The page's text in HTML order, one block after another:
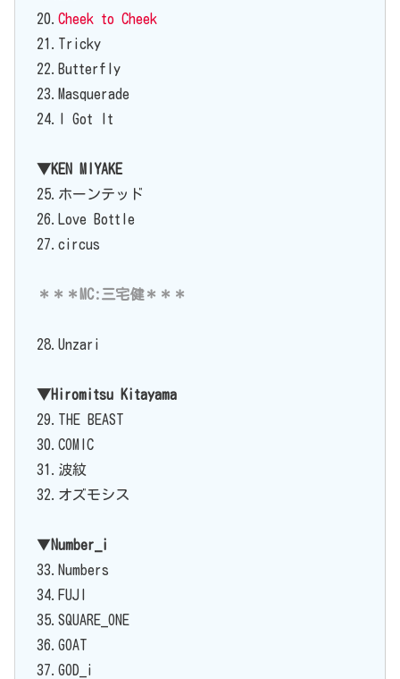
20. Cheek to Cheek
21.Tricky
22.Butterfly
23.Masquerade
24.I Got It
▼KEN MIYAKE
25.ホーンテッド
26.Love Bottle
27.circus
＊＊＊MC:三宅健＊＊＊
28.Unzari
▼Hiromitsu Kitayama
29.THE BEAST
30.COMIC
31.波紋
32.オズモシス
▼Number_i
33.Numbers
34.FUJI
35.SQUARE_ONE
36.GOAT
37.GOD_i